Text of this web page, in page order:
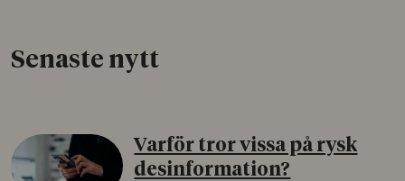
Senaste nytt
Varför tror vissa på rysk
desinformation?